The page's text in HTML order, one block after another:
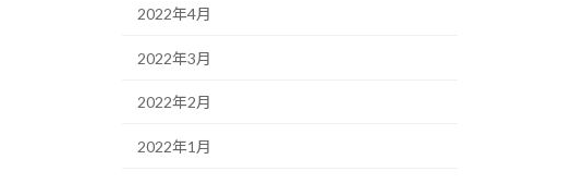
2022年4月
2022年3月
2022年2月
2022年1月